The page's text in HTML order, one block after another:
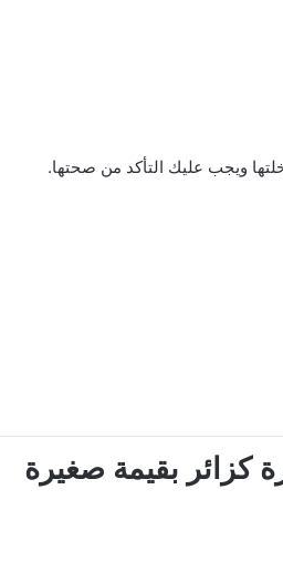
ويجب عليك التأكد من صحتها.
كزائر بقيمة صغيرة